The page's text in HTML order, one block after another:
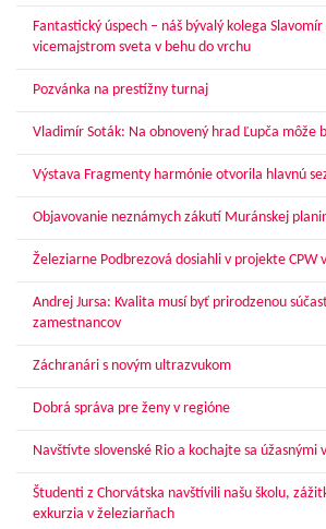
Fantastický úspech – náš bývalý kolega
vicemajstrom sveta v behu do vrchu
Pozvánka na prestížny turnaj
Vladimír Soták: Na obnovený hrad Ľupča môže
Výstava Fragmenty harmónie otvorila hlavnú
Objavovanie neznámych zákutí Muránskej
Železiarne Podbrezová dosiahli v projekte CPW
Andrej Jursa: Kvalita musí byť prirodzenou
zamestnancov
Záchranári s novým ultrazvukom
Dobrá správa pre ženy v regióne
Navštívte slovenské Rio a kochajte sa úžasnými
Študenti z Chorvátska navštívili našu školu,
exkurzia v železiarňach